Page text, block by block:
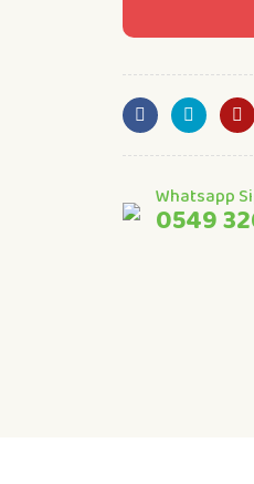
Whatsapp
0549